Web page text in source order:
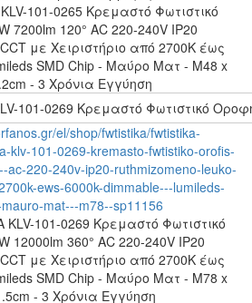
101-0265 Κρεμαστό Φωτιστικό
7200lm 120° AC 220-240V IP20
με Χειριστήριο από 2700K έως
SMD Chip - Μαύρο Ματ - Μ48 x
- 3 Χρόνια Εγγύηση
101-0269 Κρεμαστό Φωτιστικό